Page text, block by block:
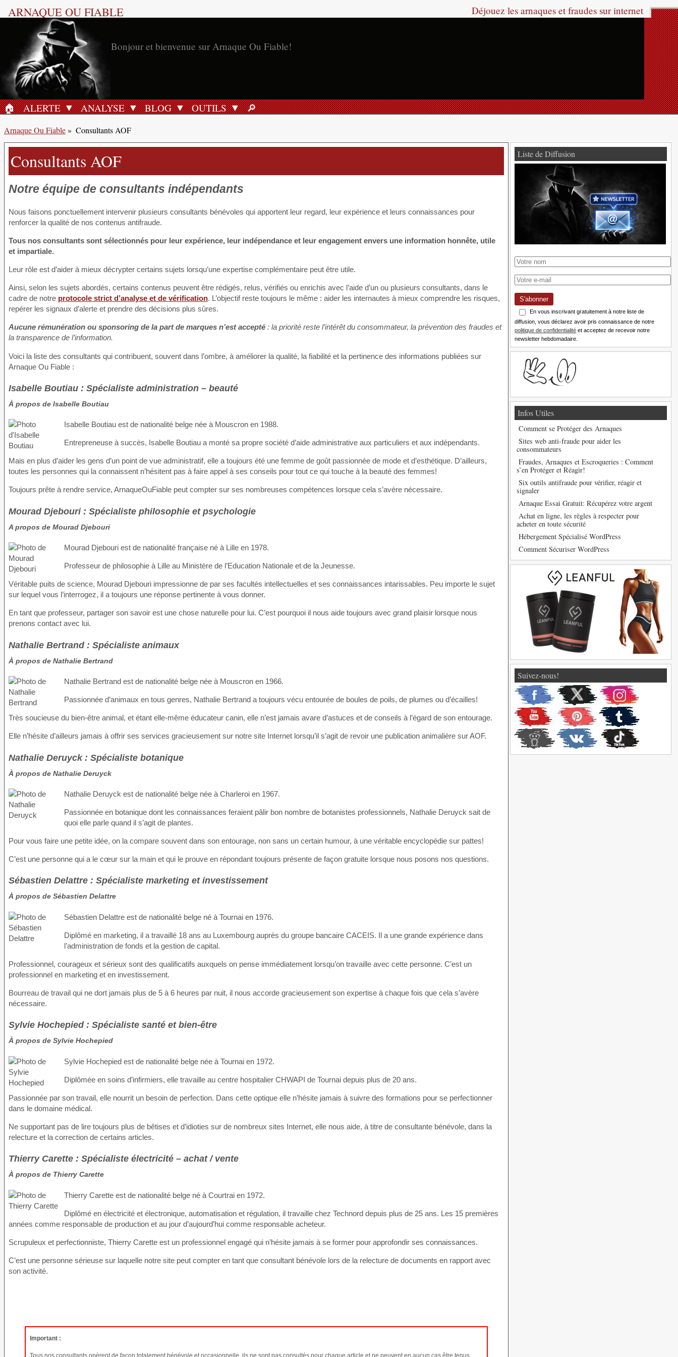
ARNAQUE OU FIABLE Déjouez les arnaques et fraudes sur internet
Bonjour et bienvenue sur Arnaque Ou Fiable!
ACCUEIL
🏠︎ ALERTE ANALYSE BLOG OUTILS RECHERCHER
🔎︎
Arnaque Ou Fiable» Consultants AOF
Consultants AOF
Notre équipe de consultants indépendants
Nous faisons ponctuellement intervenir plusieurs consultants bénévoles qui apportent leur regard, leur expérience et leurs connaissances pour
renforcer la qualité de nos contenus antifraude.
Tous nos consultants sont sélectionnés pour leur expérience, leur indépendance et leur engagement envers une information honnête, utile
et impartiale.
Leur rôle est d’aider à mieux décrypter certains sujets lorsqu’une expertise complémentaire peut être utile.
Ainsi, selon les sujets abordés, certains contenus peuvent être rédigés, relus, vérifiés ou enrichis avec l’aide d’un ou plusieurs consultants, dans le
cadre de notre protocole strict d’analyse et de vérification. L’objectif reste toujours le même : aider les internautes à mieux comprendre les risques,
repérer les signaux d’alerte et prendre des décisions plus sûres.
Aucune rémunération ou sponsoring de la part de marques n’est accepté : la priorité reste l’intérêt du consommateur, la prévention des fraudes et
la transparence de l’information.
Voici la liste des consultants qui contribuent, souvent dans l’ombre, à améliorer la qualité, la fiabilité et la pertinence des informations publiées sur
Arnaque Ou Fiable :
Isabelle Boutiau : Spécialiste administration – beauté
À propos de Isabelle Boutiau
Isabelle Boutiau est de nationalité belge née à Mouscron en 1988.
Entrepreneuse à succès, Isabelle Boutiau a monté sa propre société d’aide administrative aux particuliers et aux indépendants.
Mais en plus d’aider les gens d’un point de vue administratif, elle a toujours été une femme de goût passionnée de mode et d’esthétique. D’ailleurs,
toutes les personnes qui la connaissent n’hésitent pas à faire appel à ses conseils pour tout ce qui touche à la beauté des femmes!
Toujours prête à rendre service, ArnaqueOuFiable peut compter sur ses nombreuses compétences lorsque cela s’avère nécessaire.
Mourad Djebouri : Spécialiste philosophie et psychologie
A propos de Mourad Djebouri
Mourad Djebouri est de nationalité française né à Lille en 1978.
Professeur de philosophie à Lille au Ministère de l’Education Nationale et de la Jeunesse.
Véritable puits de science, Mourad Djebouri impressionne de par ses facultés intellectuelles et ses connaissances intarissables. Peu importe le sujet
sur lequel vous l’interrogez, il a toujours une réponse pertinente à vous donner.
En tant que professeur, partager son savoir est une chose naturelle pour lui. C’est pourquoi il nous aide toujours avec grand plaisir lorsque nous
prenons contact avec lui.
Nathalie Bertrand : Spécialiste animaux
À propos de Nathalie Bertrand
Nathalie Bertrand est de nationalité belge née à Mouscron en 1966.
Passionnée d’animaux en tous genres, Nathalie Bertrand a toujours vécu entourée de boules de poils, de plumes ou d’écailles!
Très soucieuse du bien-être animal, et étant elle-même éducateur canin, elle n’est jamais avare d’astuces et de conseils à l’égard de son entourage.
Elle n’hésite d’ailleurs jamais à offrir ses services gracieusement sur notre site Internet lorsqu’il s’agit de revoir une publication animalière sur AOF.
Nathalie Deruyck : Spécialiste botanique
À propos de Nathalie Deruyck
Nathalie Deruyck est de nationalité belge née à Charleroi en 1967.
Passionnée en botanique dont les connaissances feraient pâlir bon nombre de botanistes professionnels, Nathalie Deruyck sait de
quoi elle parle quand il s’agit de plantes.
Pour vous faire une petite idée, on la compare souvent dans son entourage, non sans un certain humour, à une véritable encyclopédie sur pattes!
C’est une personne qui a le cœur sur la main et qui le prouve en répondant toujours présente de façon gratuite lorsque nous posons nos questions.
Sébastien Delattre : Spécialiste marketing et investissement
À propos de Sébastien Delattre
Sébastien Delattre est de nationalité belge né à Tournai en 1976.
Diplômé en marketing, il a travaillé 18 ans au Luxembourg auprès du groupe bancaire CACEIS. Il a une grande expérience dans
l’administration de fonds et la gestion de capital.
Professionnel, courageux et sérieux sont des qualificatifs auxquels on pense immédiatement lorsqu’on travaille avec cette personne. C’est un
professionnel en marketing et en investissement.
Bourreau de travail qui ne dort jamais plus de 5 à 6 heures par nuit, il nous accorde gracieusement son expertise à chaque fois que cela s’avère
nécessaire.
Sylvie Hochepied : Spécialiste santé et bien-être
À propos de Sylvie Hochepied
Sylvie Hochepied est de nationalité belge née à Tournai en 1972.
Diplômée en soins d’infirmiers, elle travaille au centre hospitalier CHWAPI de Tournai depuis plus de 20 ans.
Passionnée par son travail, elle nourrit un besoin de perfection. Dans cette optique elle n’hésite jamais à suivre des formations pour se perfectionner
dans le domaine médical.
Ne supportant pas de lire toujours plus de bêtises et d’idioties sur de nombreux sites Internet, elle nous aide, à titre de consultante bénévole, dans la
relecture et la correction de certains articles.
Thierry Carette : Spécialiste électricité – achat / vente
À propos de Thierry Carette
Thierry Carette est de nationalité belge né à Courtrai en 1972.
Diplômé en électricité et électronique, automatisation et régulation, il travaille chez Technord depuis plus de 25 ans. Les 15 premières
années comme responsable de production et au jour d’aujourd’hui comme responsable acheteur.
Scrupuleux et perfectionniste, Thierry Carette est un professionnel engagé qui n’hésite jamais à se former pour approfondir ses connaissances.
C’est une personne sérieuse sur laquelle notre site peut compter en tant que consultant bénévole lors de la relecture de documents en rapport avec
son activité.
Important :
Tous nos consultants opèrent de façon totalement bénévole et occasionnelle, ils ne sont pas consultés pour chaque article et ne peuvent en aucun cas être tenus
Liste de Diffusion
S'abonner
En vous inscrivant gratuitement à notre liste de
diffusion, vous déclarez avoir pris connaissance de notre
politique de confidentialité et acceptez de recevoir notre
newsletter hebdomadaire.
Infos Utiles
Comment se Protéger des Arnaques
Sites web anti-fraude pour aider les
consommateurs
Fraudes, Arnaques et Escroqueries : Comment
s’en Protéger et Réagir!
Six outils antifraude pour vérifier, réagir et
signaler
Arnaque Essai Gratuit: Récupérez votre argent
Achat en ligne, les règles à respecter pour
acheter en toute sécurité
Hébergement Spécialisé WordPress
Comment Sécuriser WordPress
Suivez-nous!